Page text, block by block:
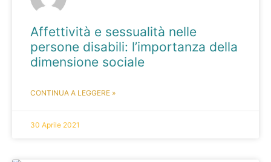
Affettività e sessualità nelle
persone disabili: l’importanza della
dimensione sociale
CONTINUA A LEGGERE »
30 Aprile 2021